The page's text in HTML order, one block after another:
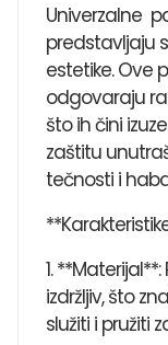
Univerzalne
predstavljaju
estetike. Ove
odgovaraju
što ih čini
zaštitu
tečnosti i
1.
izdržljiv, što
služiti i pružiti